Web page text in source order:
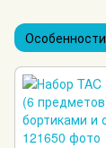
Особенности